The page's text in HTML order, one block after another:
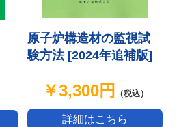
原子炉構造材の監視試
験方法 [2024年追補版]
￥3,300円 （税込）
詳細はこちら